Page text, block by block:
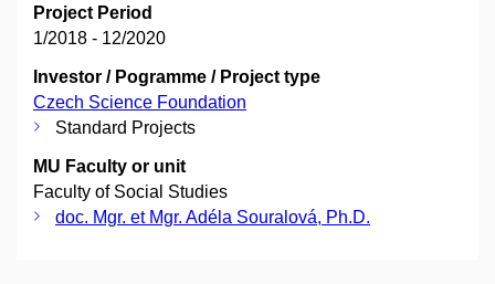
Project Period
1/2018 - 12/2020
Investor / Pogramme / Project type
Czech Science Foundation
Standard Projects
MU Faculty or unit
Faculty of Social Studies
doc. Mgr. et Mgr. Adéla Souralová, Ph.D.